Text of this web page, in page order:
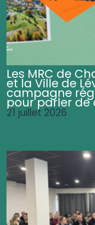
Les MRC de
et la Ville de
campagne
pour parler
21 juillet 2026